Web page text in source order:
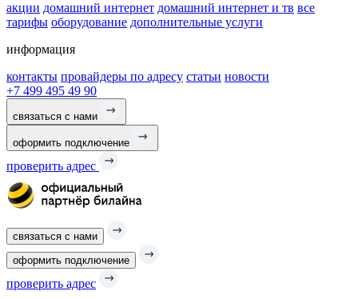
акции домашний интернет домашний интернет и тв все
тарифы оборудование дополнительные услуги
информация
контакты провайдеры по адресу статьи новости
+7 499 495 49 90
связаться с нами
оформить подключение
проверить адрес
связаться с нами
оформить подключение
проверить адрес